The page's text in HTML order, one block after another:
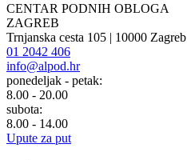
CENTAR PODNIH OBLOGA
ZAGREB
Trnjanska cesta 105 | 10000 Zagreb
01 2042 406
info@alpod.hr
ponedeljak - petak:
8.00 - 20.00
subota:
8.00 - 14.00
Upute za put